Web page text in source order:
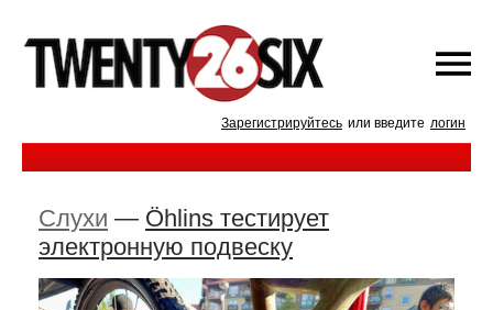
Зарегистрируйтесь или введите логин
Слухи — Öhlins тестирует
электронную подвеску